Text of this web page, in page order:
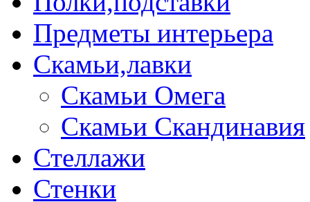
Предметы интерьера
Скамьи,лавки
Скамьи Омега
Скамьи Скандинавия
Стеллажи
Стенки